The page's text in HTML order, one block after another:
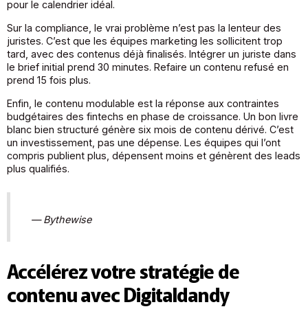
pour le calendrier idéal.
Sur la compliance, le vrai problème n’est pas la lenteur des
juristes. C’est que les équipes marketing les sollicitent trop
tard, avec des contenus déjà finalisés. Intégrer un juriste dans
le brief initial prend 30 minutes. Refaire un contenu refusé en
prend 15 fois plus.
Enfin, le contenu modulable est la réponse aux contraintes
budgétaires des fintechs en phase de croissance. Un bon livre
blanc bien structuré génère six mois de contenu dérivé. C’est
un investissement, pas une dépense. Les équipes qui l’ont
compris publient plus, dépensent moins et génèrent des leads
plus qualifiés.
— Bythewise
Accélérez votre stratégie de
contenu avec Digitaldandy